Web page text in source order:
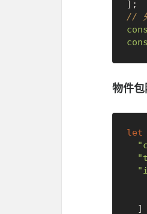
//
物件
let